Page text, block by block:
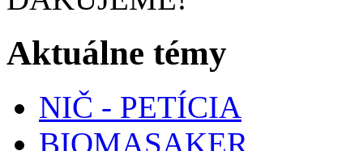
Aktuálne témy
NIČ - PETÍCIA
BIOMASAKER